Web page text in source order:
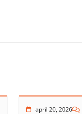
april 20, 2026